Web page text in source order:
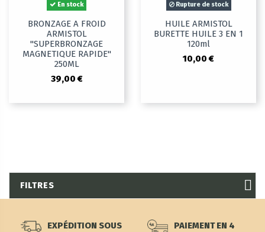
En stock
BRONZAGE A FROID
ARMISTOL
"SUPERBRONZAGE
MAGNETIQUE RAPIDE"
250ML
39,00 €
Rupture de stock
HUILE ARMISTOL
BURETTE HUILE 3 EN 1
120ml
10,00 €
FILTRES
EXPÉDITION SOUS
PAIEMENT EN 4